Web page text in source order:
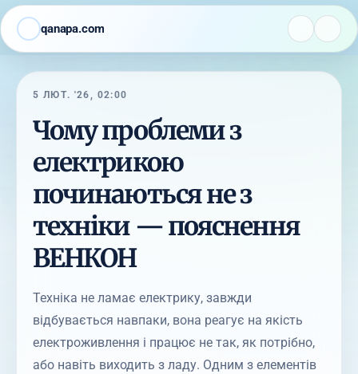
qanapa.com
5 ЛЮТ. '26, 02:00
Чому проблеми з
електрикою
починаються не з
техніки — пояснення
ВЕНКОН
Техніка не ламає електрику, завжди
відбувається навпаки, вона реагує на якість
електроживлення і працює не так, як потрібно,
або навіть виходить з ладу. Одним з елементів